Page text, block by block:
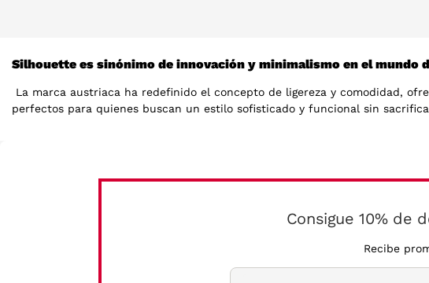
Silhouette es sinónimo de innovación y minimalismo en el mundo
La marca austriaca ha redefinido el concepto de ligereza y comodidad,
perfectos para quienes buscan un estilo sofisticado y funcional sin
La marca utiliza materiales de primera calidad, como el titanio, lo que
Consigue 10% de
Recibe